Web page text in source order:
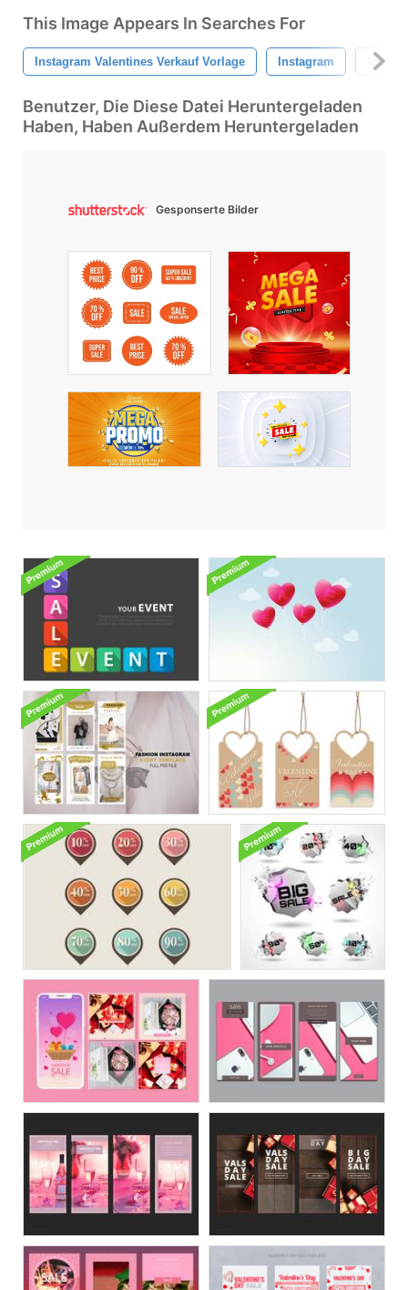
This Image Appears In Searches For
Instagram Valentines Verkauf Vorlage Instagram
Benutzer, Die Diese Datei Heruntergeladen
Haben, Haben Außerdem Heruntergeladen
Gesponserte Bilder